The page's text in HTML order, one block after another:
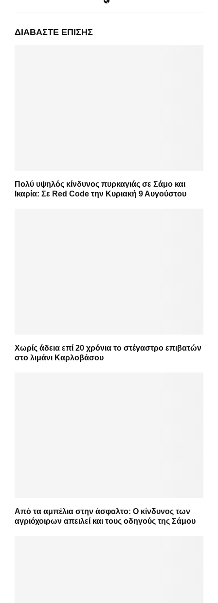
ΔΙΑΒΆΣΤΕ ΕΠΊΣΗΣ
Πολύ υψηλός κίνδυνος πυρκαγιάς σε Σάμο και
Ικαρία: Σε Red Code την Κυριακή 9 Αυγούστου
Χωρίς άδεια επί 20 χρόνια το στέγαστρο επιβατών
στο λιμάνι Καρλοβάσου
Από τα αμπέλια στην άσφαλτο: Ο κίνδυνος των
αγριόχοιρων απειλεί και τους οδηγούς της Σάμου